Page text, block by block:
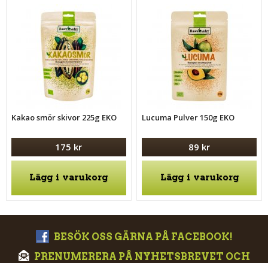
Kakao smör skivor 225g EKO
175 kr
Lägg i varukorg
Lucuma Pulver 150g EKO
89 kr
Lägg i varukorg
BESÖK OSS GÄRNA PÅ FACEBOOK!
PRENUMERERA PÅ NYHETSBREVET OCH